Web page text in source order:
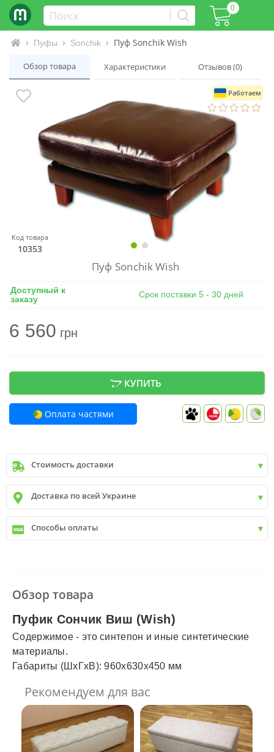
0
Интернет-магазин матрасов и кроватей
Пуфы Sonchik Пуф Sonchik Wish
Обзор товара Характеристики Отзывов (0)
Работаем
Код товара
10353
Пуф Sonchik Wish
Доступный к
заказу
Срок поставки 5 - 30 дней
6 560грн
КУПИТЬ
Оплата частями
Стоимость доставки
Киевдо9999 грн. -400 грн.
Киевот9999 грн - БЕСПЛАТНО
Киев пригород +30 грн\км
Доставка по всей Украине
✓Новая почта
✓Деливери
✓Автолюкс
Способы оплаты
✓ Подробнее
Обзор товара
Пуфик Сончик Виш (Wish)
Содержимое - это синтепон и иные синтетические
материалы.
Габариты (ШхГхВ): 960х630х450 мм
Рекомендуем для вас